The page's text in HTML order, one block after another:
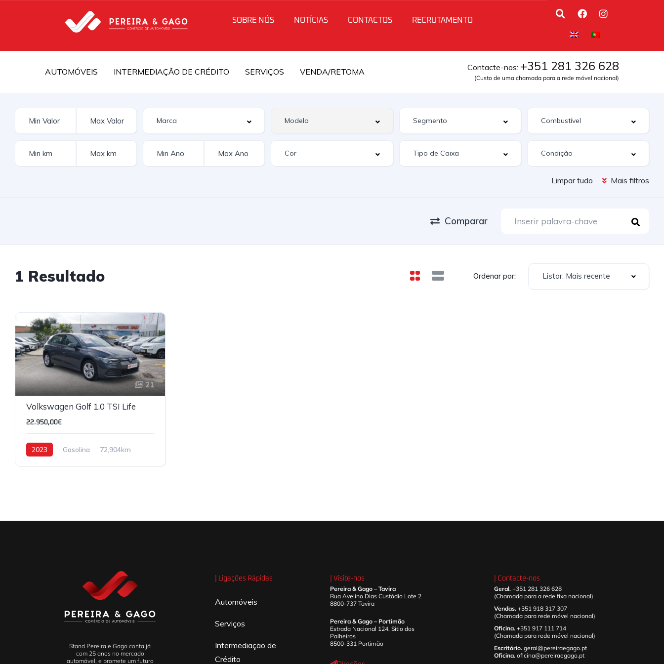
SOBRE NÓS NOTÍCIAS CONTACTOS RECRUTAMENTO
AUTOMÓVEIS INTERMEDIAÇÃO DE CRÉDITO SERVIÇOS VENDA/RETOMA Contacte-nos: +351 281 326 628
(Custo de uma chamada para a rede móvel nacional)
Limpar tudo Mais filtros
Comparar
1 Resultado Ordenar por: Listar: Mais recente
21
Volkswagen Golf 1.0 TSI Life
22.950,00€
2023 Gasolina 72,904km
Stand Pereira e Gago conta já
com 25 anos no mercado
automóvel, e promete um futuro
| Ligações Rápidas
Automóveis
Serviços
Intermediação de
Crédito
| Visite-nos
Pereira & Gago – Tavira
Rua Avelino Dias Custódio Lote 2
8800-737 Tavira
Pereira & Gago – Portimão
Estrada Nacional 124, Sitio dos
Palheiros
8500-331 Portimão
| Contacte-nos
Geral. +351 281 326 628
(Chamada para a rede fixa nacional)
Vendas. +351 918 317 307
(Chamada para rede móvel nacional)
Oficina. +351 917 111 714
(Chamada para rede móvel nacional)
Escritório. geral@pereiraegago.pt
Oficina. oficina@pereiraegago.pt